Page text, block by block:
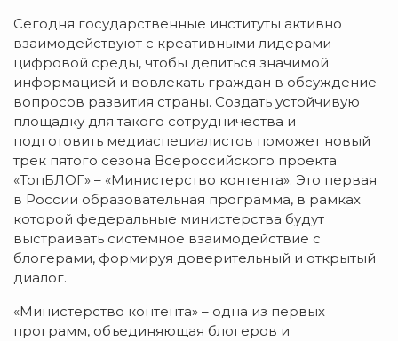
Сегодня государственные институты активно
взаимодействуют с креативными лидерами
цифровой среды, чтобы делиться значимой
информацией и вовлекать граждан в обсуждение
вопросов развития страны. Создать устойчивую
площадку для такого сотрудничества и
подготовить медиаспециалистов поможет новый
трек пятого сезона Всероссийского проекта
«ТопБЛОГ» – «Министерство контента». Это первая
в России образовательная программа, в рамках
которой федеральные министерства будут
выстраивать системное взаимодействие с
блогерами, формируя доверительный и открытый
диалог.
«Министерство контента» – одна из первых
программ, объединяющая блогеров и